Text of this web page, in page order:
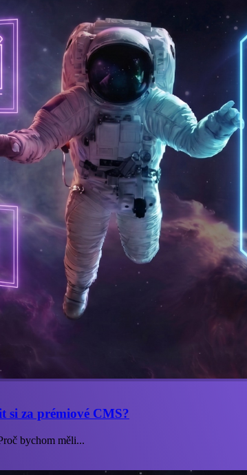
si za prémiové CMS?
bychom měli...